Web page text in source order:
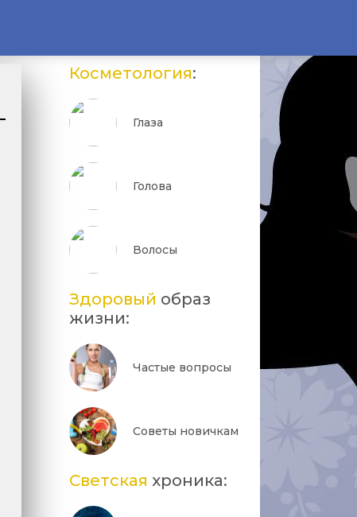
Косметология:
Глаза
Голова
Волосы
Здоровый образ
жизни:
Частые вопросы
Советы новичкам
Светская хроника: